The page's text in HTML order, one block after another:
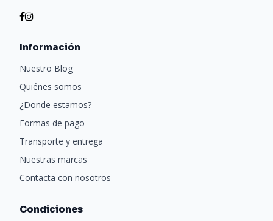
Información
Nuestro Blog
Quiénes somos
¿Donde estamos?
Formas de pago
Transporte y entrega
Nuestras marcas
Contacta con nosotros
Condiciones